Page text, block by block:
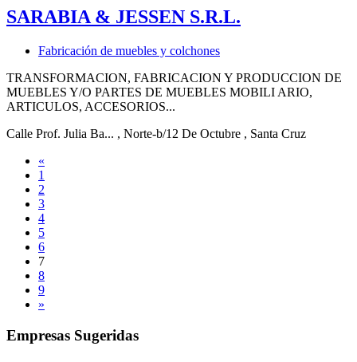
SARABIA & JESSEN S.R.L.
Fabricación de muebles y colchones
TRANSFORMACION, FABRICACION Y PRODUCCION DE
MUEBLES Y/O PARTES DE MUEBLES MOBILI ARIO,
ARTICULOS, ACCESORIOS...
Calle Prof. Julia Ba... , Norte-b/12 De Octubre , Santa Cruz
«
1
2
3
4
5
6
7
8
9
»
Empresas Sugeridas